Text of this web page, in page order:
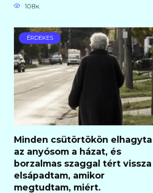
108к.
ÉRDEKES
Minden csütörtökön elhagyta
az anyósom a házat, és
borzalmas szaggal tért vissza
elsápadtam, amikor
megtudtam, miért.